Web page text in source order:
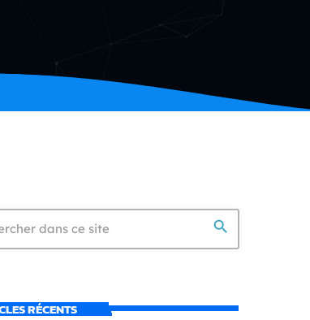
search
RÉCENTS